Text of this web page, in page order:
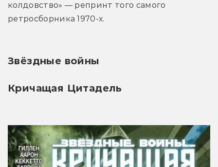
колдовство» — репринт того самого
ретросборника 1970-х.
Звёздные войны
Кричащая Цитадель